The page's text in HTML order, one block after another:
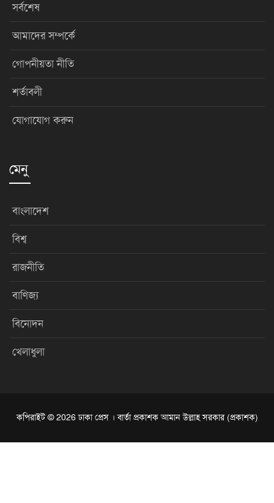
সর্বশেষ
আমাদের সম্পর্কে
গোপনীয়তা নীতি
শর্তাবলী
যোগাযোগ করুন
মেনু
বাংলাদেশ
বিশ্ব
রাজনীতি
বাণিজ্য
বিনোদন
খেলাধুলা
কপিরাইট © 2026 ঢাকা প্রেস । বার্তা প্রকাশক আমান উল্লাহ সরকার (প্রকাশক)